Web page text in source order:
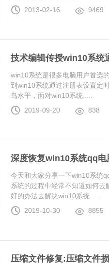
2013-02-16
9469
技术编辑传授win10系统
win10系统是很多电脑用户首选
到win10系统通过注册表设置定
鸟水平，面对win10系统.....
2019-09-20
838
深度恢复win10系统qq
今天和大家分享一下win10系统
系统的过程中经常不知道如何
好的办法去解决win10系统.....
2019-10-30
8855
压缩文件修复:压缩文件